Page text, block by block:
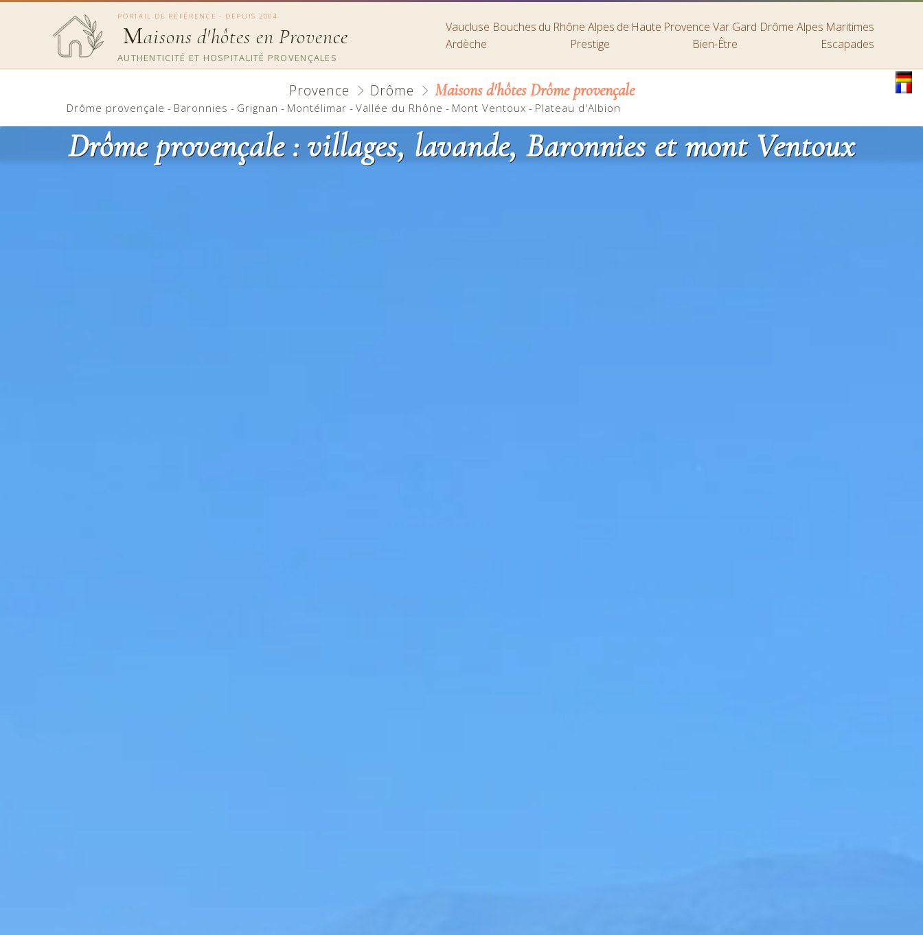
PORTAIL DE RÉFÉRENCE - DEPUIS 2004
Maisons d'hôtes en Provence
AUTHENTICITÉ ET HOSPITALITÉ PROVENÇALES
Vaucluse Bouches du Rhône Alpes de Haute Provence Var Gard Drôme
Alpes Maritimes
Ardèche
Prestige Bien-Être Escapades
Provence Drôme Maisons d'hôtes Drôme provençale
Drôme provençale - Baronnies - Grignan - Montélimar - Vallée du Rhône - Mont Ventoux - Plateau d'Albion
Drôme provençale : villages, lavande, Baronnies et mont Ventoux